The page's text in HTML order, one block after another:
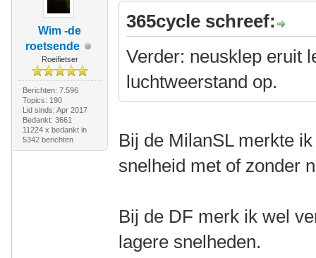
Wim -de
roetsende
Roeifietser
Berichten: 7.596
Topics: 190
Lid sinds: Apr 2017
Bedankt: 3661
11224 x bedankt in
5342 berichten
365cycle schreef:
Verder: neusklep eruit
luchtweerstand op.
Bij de MilanSL merkte
snelheid met of zonder
Bij de DF merk ik wel
lagere snelheden.